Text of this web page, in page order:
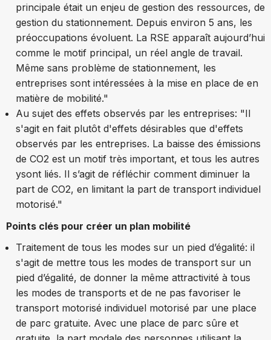
principale était un enjeu de gestion des ressources, de
gestion du stationnement. Depuis environ 5 ans, les
préoccupations évoluent. La RSE apparaît aujourd’hui
comme le motif principal, un réel angle de travail.
Même sans problème de stationnement, les
entreprises sont intéressées à la mise en place de en
matière de mobilité."
Au sujet des effets observés par les entreprises: "Il
s'agit en fait plutôt d'effets désirables que d'effets
observés par les entreprises. La baisse des émissions
de CO2 est un motif très important, et tous les autres
ysont liés. Il s’agit de réfléchir comment diminuer la
part de CO2, en limitant la part de transport individuel
motorisé."
Points clés pour créer un plan mobilité
Traitement de tous les modes sur un pied d’égalité: il
s'agit de mettre tous les modes de transport sur un
pied d’égalité, de donner la même attractivité à tous
les modes de transports et de ne pas favoriser le
transport motorisé individuel motorisé par une place
de parc gratuite. Avec une place de parc sûre et